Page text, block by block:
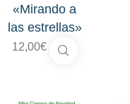
«Mirando a
las estrellas»
12,00€